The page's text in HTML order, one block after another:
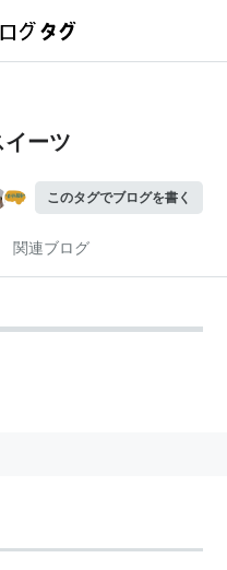
ーツ
このタグでブログを書く
関連ブログ